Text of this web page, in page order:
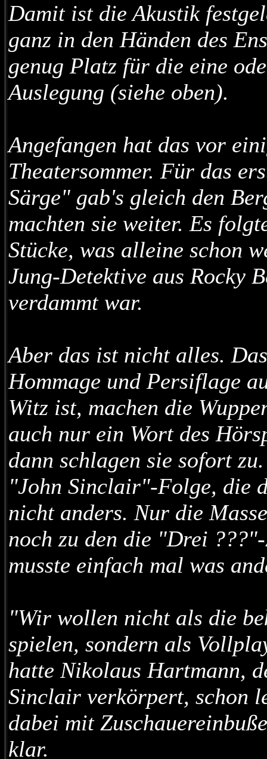
Damit ist die Akustik
ganz in den Händen des
genug Platz für die eine
Auslegung (siehe oben).
Angefangen hat das vor
Theatersommer. Für das
Särge" gab's gleich den
machten sie weiter. Es
Stücke, was alleine schon
Jung-Detektive aus Rocky
verdammt war.
Aber das ist nicht alles.
Hommage und Persiflage
Witz ist, machen die
auch nur ein Wort des
dann schlagen sie sofort
"John Sinclair"-Folge, die
nicht anders. Nur die
noch zu den die "Drei
musste einfach mal was
"Wir wollen nicht als die
spielen, sondern als
hatte Nikolaus Hartmann,
Sinclair verkörpert, schon
dabei mit
klar.